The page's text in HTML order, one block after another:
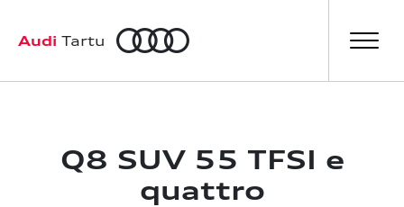
Audi Tartu a
Q8 SUV 55 TFSI e
quattro